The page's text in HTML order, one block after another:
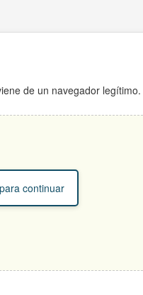
de un navegador legítimo.
continuar